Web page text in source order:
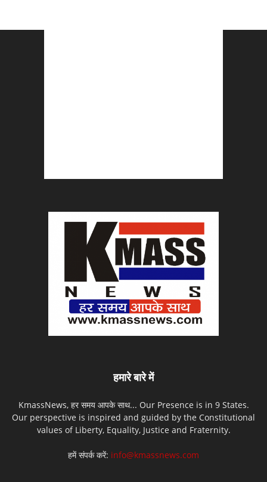
हमारे बारे में
KmassNews, हर समय आपके साथ... Our Presence is in 9 States.
Our perspective is inspired and guided by the Constitutional
values of Liberty, Equality, Justice and Fraternity.
हमें संपर्क करें: info@kmassnews.com